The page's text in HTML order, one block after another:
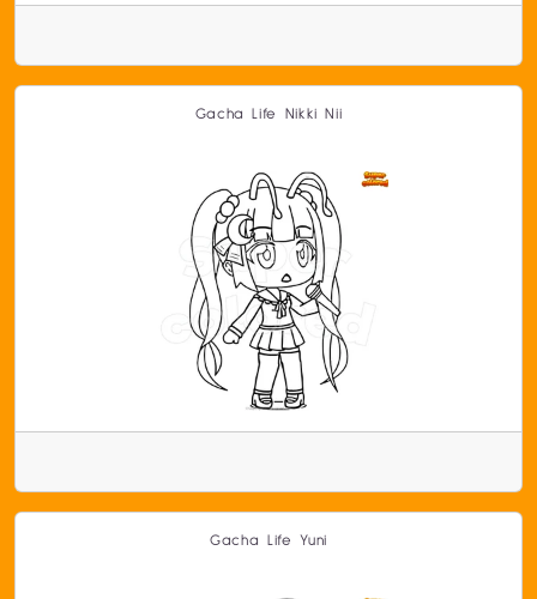
Gacha Life Nikki Nii
Gacha Life Yuni